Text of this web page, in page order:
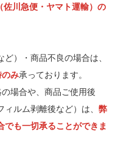
川急便・ヤマト運輸）の
）・商品不良の場合は、
み承っております。
場合や、商品ご使用後
ィルム剥離後など）は、 弊
も一切承ることができま